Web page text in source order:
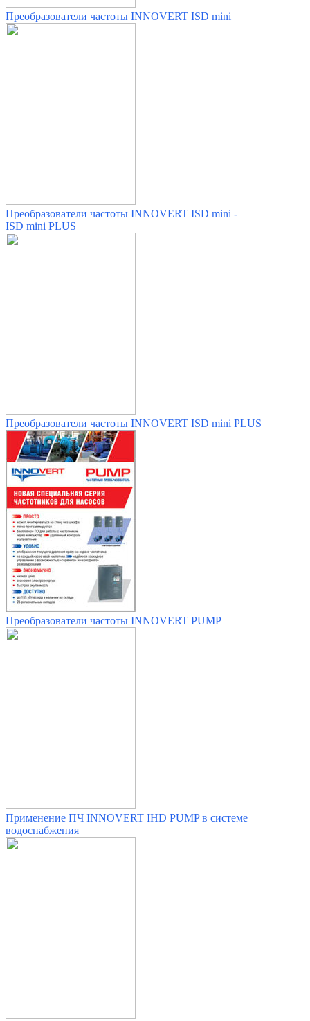
Преобразователи частоты INNOVERT ISD mini
Преобразователи частоты INNOVERT ISD mini -
ISD mini PLUS
Преобразователи частоты INNOVERT ISD mini PLUS
Преобразователи частоты INNOVERT PUMP
Применение ПЧ INNOVERT IHD PUMP в системе
водоснабжения